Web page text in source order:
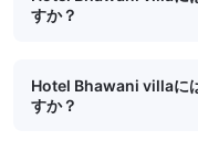
すか？
Hotel Bhawani villaに
すか？